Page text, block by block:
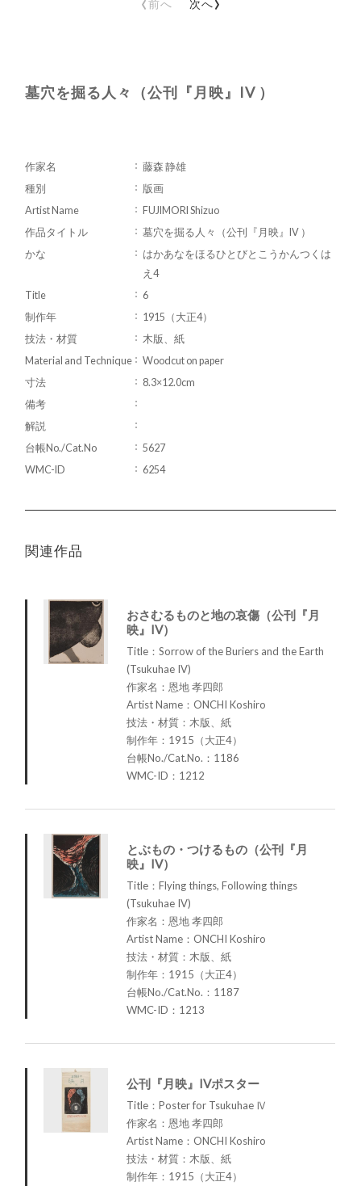
前へ 次へ
墓穴を掘る人々（公刊『月映』IV ）
作家名
藤森 静雄
種別
版画
Artist Name
FUJIMORI Shizuo
作品タイトル
墓穴を掘る人々（公刊『月映』IV ）
かな
はかあなをほるひとびとこうかんつくは
え4
Title
6
制作年
1915（大正4）
技法・材質
木版、紙
Material and Technique
Woodcut on paper
寸法
8.3×12.0cm
備考
解説
台帳No./Cat.No
5627
WMC-ID
6254
関連作品
おさむるものと地の哀傷（公刊『月
映』IV）
Title：Sorrow of the Buriers and the Earth
(Tsukuhae IV)
作家名：恩地 孝四郎
Artist Name：ONCHI Koshiro
技法・材質：木版、紙
制作年：1915（大正4）
台帳No./Cat.No.：1186
WMC-ID：1212
とぶもの・つけるもの（公刊『月
映』IV）
Title：Flying things, Following things
(Tsukuhae IV)
作家名：恩地 孝四郎
Artist Name：ONCHI Koshiro
技法・材質：木版、紙
制作年：1915（大正4）
台帳No./Cat.No.：1187
WMC-ID：1213
公刊『月映』IVポスター
Title：Poster for Tsukuhae Ⅳ
作家名：恩地 孝四郎
Artist Name：ONCHI Koshiro
技法・材質：木版、紙
制作年：1915（大正4）